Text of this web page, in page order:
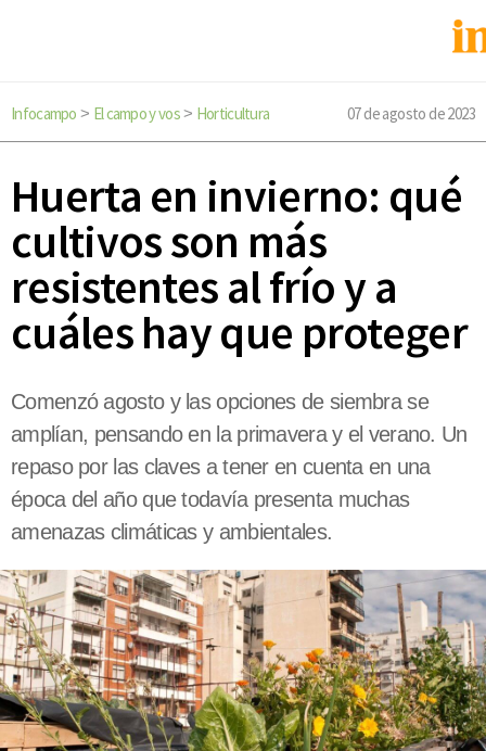
Infocampo > El campo y vos> Horticultura 07 de agosto de 2023
Huerta en invierno: qué
cultivos son más
resistentes al frío y a
cuáles hay que proteger
Comenzó agosto y las opciones de siembra se
amplían, pensando en la primavera y el verano. Un
repaso por las claves a tener en cuenta en una
época del año que todavía presenta muchas
amenazas climáticas y ambientales.